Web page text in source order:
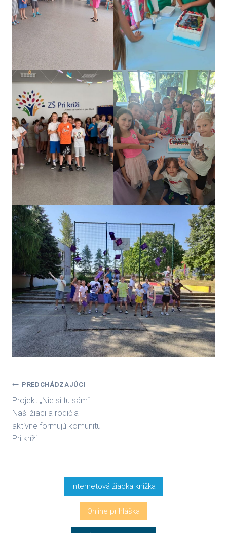
Navigácia
v
článku
PREDCHÁDZAJÚCI
Projekt „Nie si tu sám“:
Naši žiaci a rodičia
aktívne formujú komunitu
Pri kríži
Internetová žiacka knižka
Online prihláška